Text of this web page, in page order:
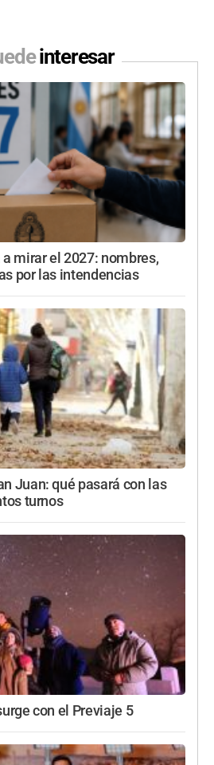
interesar
mirar el 2027: nombres,
por las intendencias
Juan: qué pasará con las
turnos
con el Previaje 5